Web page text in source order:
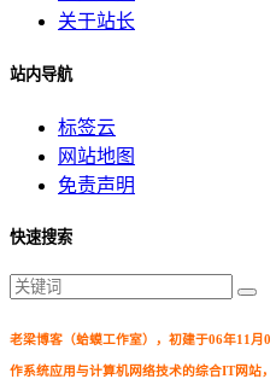
关于站长
站内导航
标签云
网站地图
免责声明
快速搜索
老梁博客（蛤蟆工作室），初建于06年11月
作系统应用与计算机网络技术的综合IT网站